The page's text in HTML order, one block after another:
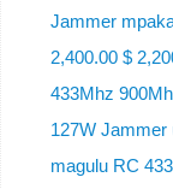
Jammer
2,400.00 $
433Mhz
127W Jammer
magulu RC